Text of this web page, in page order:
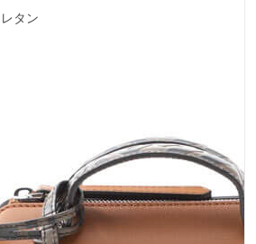
タン